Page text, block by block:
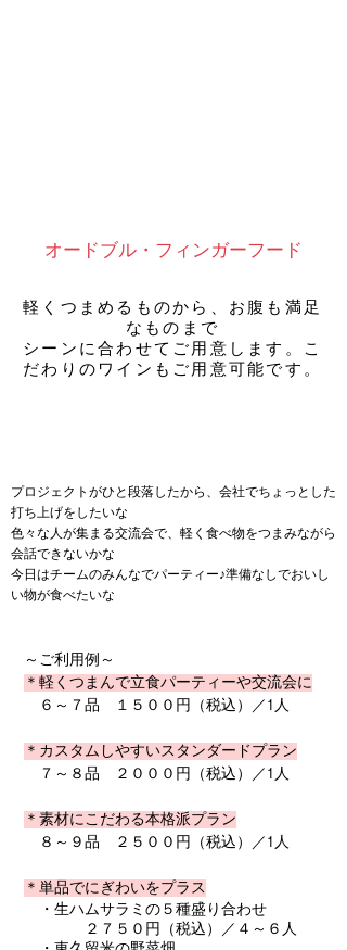
オードブル・フィンガーフード
軽くつまめるものから、お腹も満足
なものまで
シーンに合わせてご用意します。こ
だわりのワインもご用意可能です。
プロジェクトがひと段落したから、会社でちょっとした
打ち上げをしたいな
色々な人が集まる交流会で、軽く食べ物をつまみながら
会話できないかな
今日はチームのみんなでパーティー♪準備なしでおいし
い物が食べたいな
​～ご利用例～
＊軽くつまんで立食パーティーや交流会に
６～７品 １５００円（税込）／1人
＊カスタムしやすいスタンダードプラン
７～８品 ２０００円（税込）／1人
＊素材にこだわる本格派プラン
８～９品 ２５００円（税込）／1人
＊単品でにぎわいをプラス
・生ハムサラミの５種盛り合わせ
２７５０円（税込）／４～６人